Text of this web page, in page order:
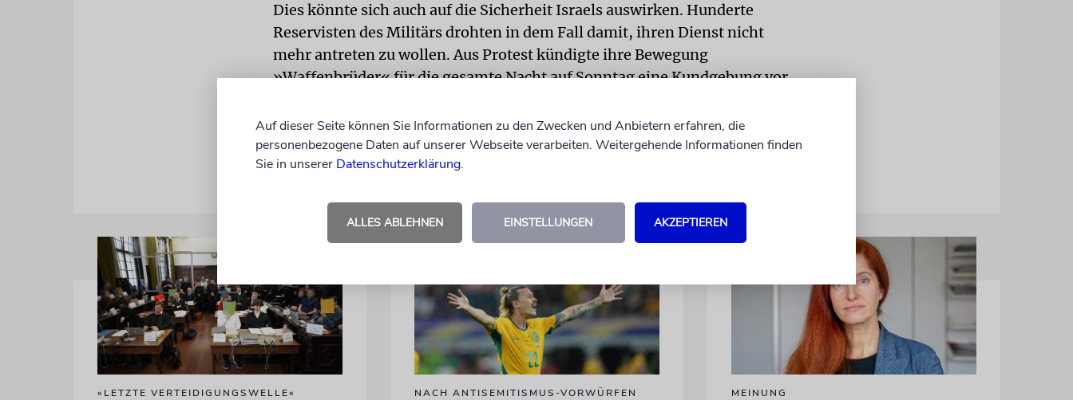
Dies könnte sich auch auf die Sicherheit Israels auswirken. Hunderte
Reservisten des Militärs drohten in dem Fall damit, ihren Dienst nicht
mehr antreten zu wollen. Aus Protest kündigte ihre Bewegung
»Waffenbrüder« für die gesamte Nacht auf Sonntag eine Kundgebung vor
sind erneut Massendemonstrationen geplant.dpa
»LETZTE VERTEIDIGUNGSWELLE« NACH ANTISEMITISMUS-VORWÜRFEN MEINUNG
Auf dieser Seite können Sie Informationen zu den Zwecken und Anbietern erfahren, die
personenbezogene Daten auf unserer Webseite verarbeiten. Weitergehende Informationen finden
Sie in unserer Datenschutzerklärung.
ALLES ABLEHNEN EINSTELLUNGEN AKZEPTIEREN